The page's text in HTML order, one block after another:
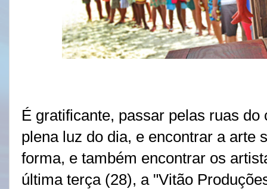
É gratificante, passar pelas ruas
plena luz do dia, e encontrar a arte
forma, e também encontrar os
última terça (28), a "Vitão